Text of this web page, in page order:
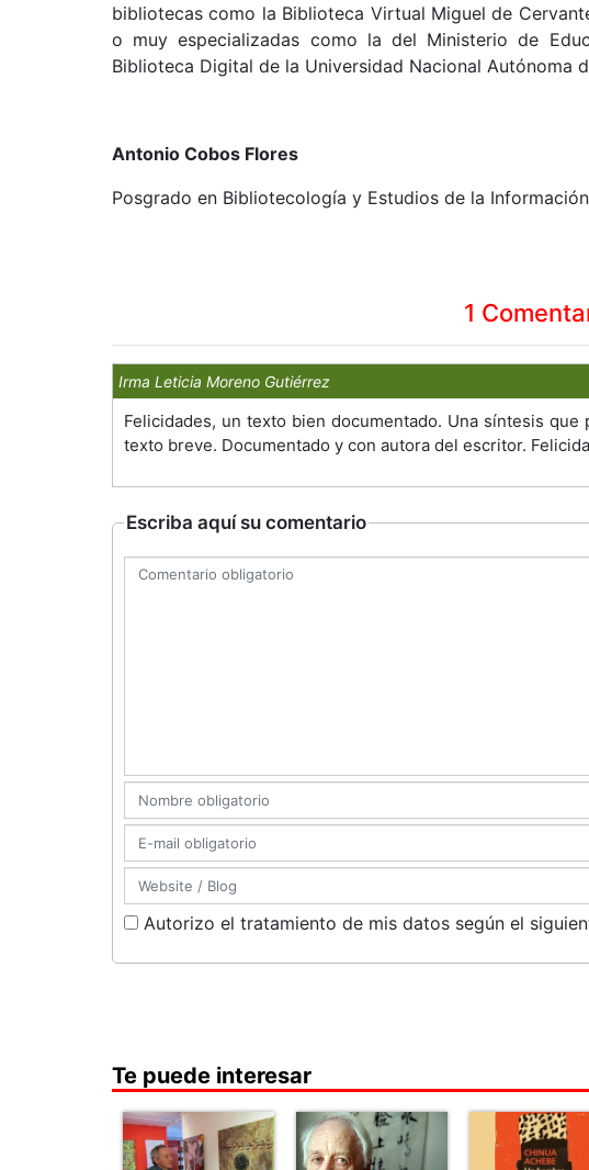
bibliotecas como la Biblioteca Virtual Miguel de
o muy especializadas como la del Ministerio de
Biblioteca Digital de la Universidad Nacional Autónoma
Antonio Cobos Flores
Posgrado en Bibliotecología y Estudios de la Información
1
Irma Leticia Moreno Gutiérrez
Felicidades, un texto bien documentado. Una síntesis
texto breve. Documentado y con autora del escritor.
Escriba aquí su comentario
Autorizo el tratamiento de mis datos según el
Te puede interesar